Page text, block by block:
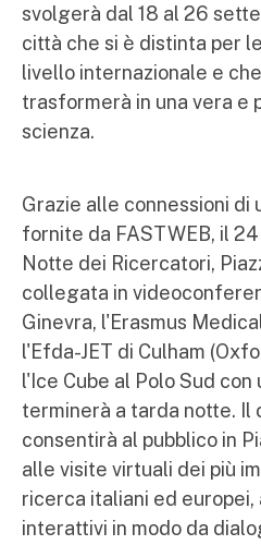
svolgerà dal 18 al 26
città che si è distinta per
livello internazionale e
trasformerà in una vera e
scienza.
Grazie alle connessioni di
fornite da FASTWEB, il
Notte dei Ricercatori,
collegata in
Ginevra, l'Erasmus
l'Efda-JET di Culham
l'Ice Cube al Polo Sud
terminerà a tarda notte. Il
consentirà al pubblico in
alle visite virtuali dei più
ricerca italiani ed
interattivi in modo da